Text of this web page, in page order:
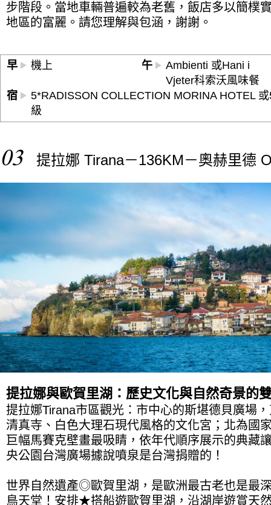
步階段。當地車輛普遍較為老舊，飯店多以簡樸
地區的富麗。請您理解與包涵，謝謝。
早 機上 午
Ambienti 或Hani i
Vjeter科索沃風味餐
宿
5*RADISSON COLLECTION MORINA HOTEL
級
03 提拉娜 Tirana－136KM－奧赫里德
提拉娜與歐賀里湖：歷史文化與自然奇景的
提拉娜Tirana市區觀光：市中心的斯堪德貝廣場
清真寺、白色大理石現代風格的文化宮；北為國
巨幅馬賽克壁畫最吸睛，依年代順序展示的典藏
央公園台灣廣場據說噴泉是台灣捐贈的！
世界自然遺產◎歐賀里湖，是歐洲最古老也是最
鳥天堂！安排★搭船遊歐賀里湖，沿湖岸遊賞天